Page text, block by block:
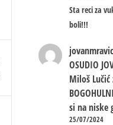
Sta reci za
boli!!!
OSUDIO
Miloš
si na niske
25/07/2024